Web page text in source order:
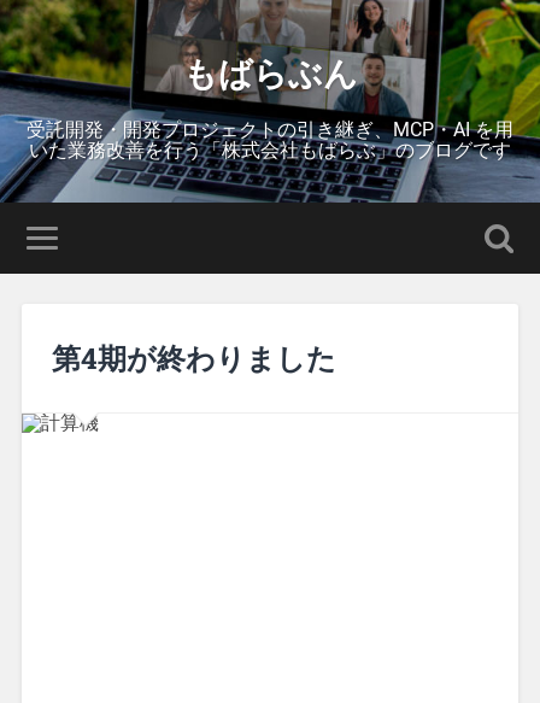
もばらぶん
受託開発・開発プロジェクトの引き継ぎ、MCP・AI を用
いた業務改善を行う「株式会社もばらぶ」のブログです
第4期が終わりました